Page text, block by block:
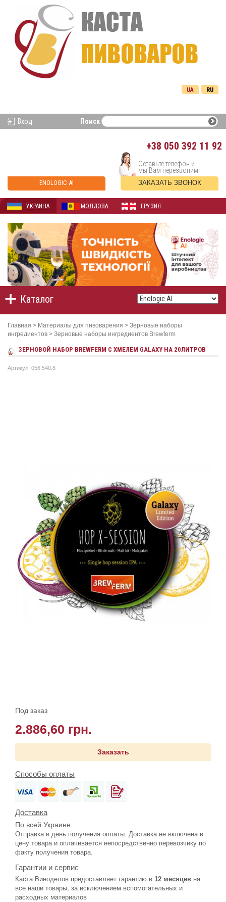
RU
UA
Вход Поиск
+38 050 392 11 92
ENOLOGIC AI
Оставьте телефон и
мы Вам перезвоним
ЗАКАЗАТЬ ЗВОНОК
УКРАИНА МОЛДОВА ГРУЗИЯ
Каталог
Главная > Материалы для пивоварения > Зерновые наборы
ингредиентов > Зерновые наборы ингредиентов Brewferm
ЗЕРНОВОЙ НАБОР BREWFERM С ХМЕЛЕМ GALAXY НА 20ЛИТРОВ
Артикул: 056.540.8
Под заказ
2.886,60 грн.
Заказать
Способы оплаты
Доставка
По всей Украине.
Отправка в день получения оплаты. Доставка не включена в
цену товара и оплачивается непосредственно перевозчику по
факту получения товара.
Гарантии и сервис
Каста Виноделов предоставляет гарантию в 12 месяцев на
все наши товары, за исключением вспомогательных и
расходных материалов